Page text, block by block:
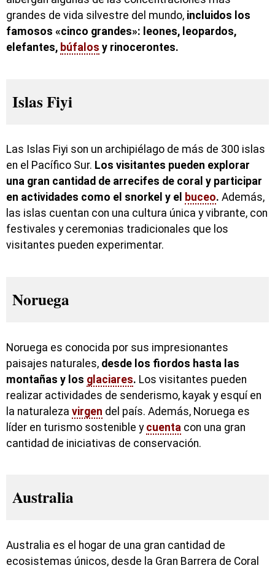
grandes de vida silvestre del mundo, incluidos los
famosos «cinco grandes»: leones, leopardos,
elefantes, búfalos y rinocerontes.
Islas Fiyi
Las Islas Fiyi son un archipiélago de más de 300 islas
en el Pacífico Sur. Los visitantes pueden explorar
una gran cantidad de arrecifes de coral y participar
en actividades como el snorkel y el buceo. Además,
las islas cuentan con una cultura única y vibrante, con
festivales y ceremonias tradicionales que los
visitantes pueden experimentar.
Noruega
Noruega es conocida por sus impresionantes
paisajes naturales, desde los fiordos hasta las
montañas y los glaciares. Los visitantes pueden
realizar actividades de senderismo, kayak y esquí en
la naturaleza virgen del país. Además, Noruega es
líder en turismo sostenible y cuenta con una gran
cantidad de iniciativas de conservación.
Australia
Australia es el hogar de una gran cantidad de
ecosistemas únicos, desde la Gran Barrera de Coral